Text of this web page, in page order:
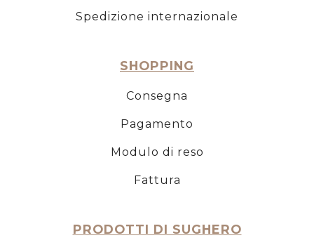
Spedizione internazionale
SHOPPING
Consegna
Pagamento
Modulo di reso
Fattura
PRODOTTI DI SUGHERO